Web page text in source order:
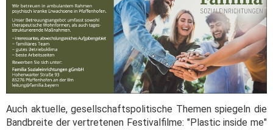
Auch aktuelle, gesellschaftspolitische Themen spiegeln die
Bandbreite der vertretenen Festivalfilme: "Plastic inside me"